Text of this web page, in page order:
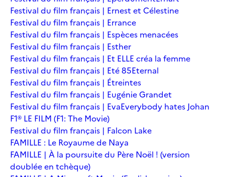
Festival du film français | Ernest et Célestine
Festival du film français | Errance
Festival du film français | Espèces menacées
Festival du film français | Esther
Festival du film français | Et ELLE créa la femme
Festival du film français | Eté 85Eternal
Festival du film français | Étreintes
Festival du film français | Eugénie Grandet
Festival du film français | EvaEverybody hates Johan
F1® LE FILM (F1: The Movie)
Festival du film français | Falcon Lake
FAMILLE : Le Royaume de Naya
FAMILLE | À la poursuite du Père Noël ! (version
doublée en tchèque)